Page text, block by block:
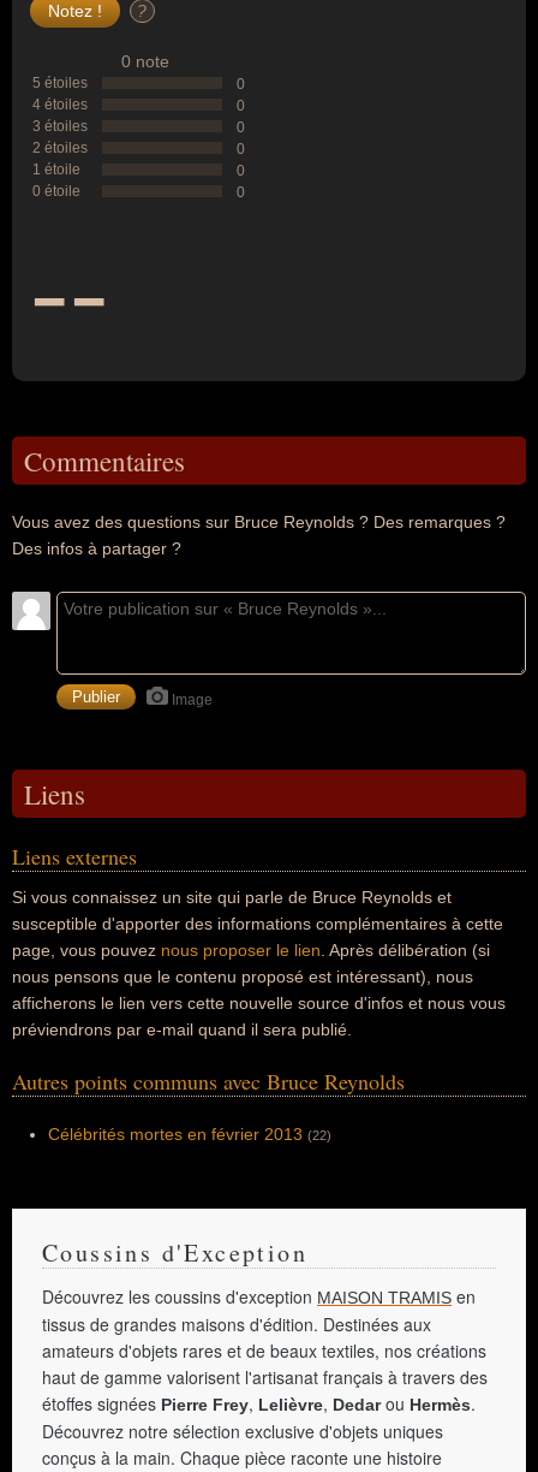
?
0 note
5 étoiles
0
4 étoiles
0
3 étoiles
0
2 étoiles
0
1 étoile
0
0 étoile
0
--
Commentaires
Vous avez des questions sur Bruce Reynolds ? Des remarques ?
Des infos à partager ?
Image
Liens
Liens externes
Si vous connaissez un site qui parle de Bruce Reynolds et
susceptible d'apporter des informations complémentaires à cette
page, vous pouvez nous proposer le lien . Après délibération (si
nous pensons que le contenu proposé est intéressant), nous
afficherons le lien vers cette nouvelle source d'infos et nous vous
préviendrons par e-mail quand il sera publié.
Autres points communs avec Bruce Reynolds
Célébrités mortes en février 2013 (22)
Coussins d'Exception
Découvrez les coussins d'exception MAISON TRAMIS en
tissus de grandes maisons d'édition. Destinées aux
amateurs d'objets rares et de beaux textiles, nos créations
haut de gamme valorisent l'artisanat français à travers des
étoffes signées Pierre Frey, Lelièvre, Dedarou Hermès.
Découvrez notre sélection exclusive d'objets uniques
conçus à la main. Chaque pièce raconte une histoire